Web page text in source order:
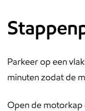
Parkeer op een
minuten zodat de
Open de motorkap